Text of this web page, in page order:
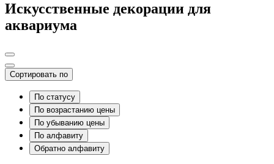
Искусственные декорации для
аквариума
Сортировать по
По статусу
По возрастанию цены
По убыванию цены
По алфавиту
Обратно алфавиту